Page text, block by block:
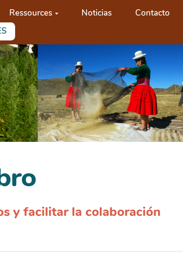
Ressources Noticias Contacto
y facilitar la colaboración